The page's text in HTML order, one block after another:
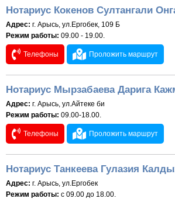
Нотариус Кокенов Султангали
Адрес: г. Арысь, ул.Ергобек, 109 Б
Режим работы: 09.00 - 19.00.
Телефоны Проложить маршрут
Нотариус Мырзабаева Дарига
Адрес: г. Арысь, ул.Айтеке би
Режим работы: 09.00-18.00.
Телефоны Проложить маршрут
Нотариус Танкеева Гулазия
Адрес: г. Арысь, ул.Ергобек
Режим работы: с 09.00 до 18.00.